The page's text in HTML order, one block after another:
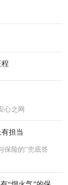
心之网
担当
保险的“兜底答